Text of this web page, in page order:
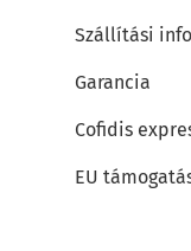
Szállítási
Garancia
Cofidis
EU